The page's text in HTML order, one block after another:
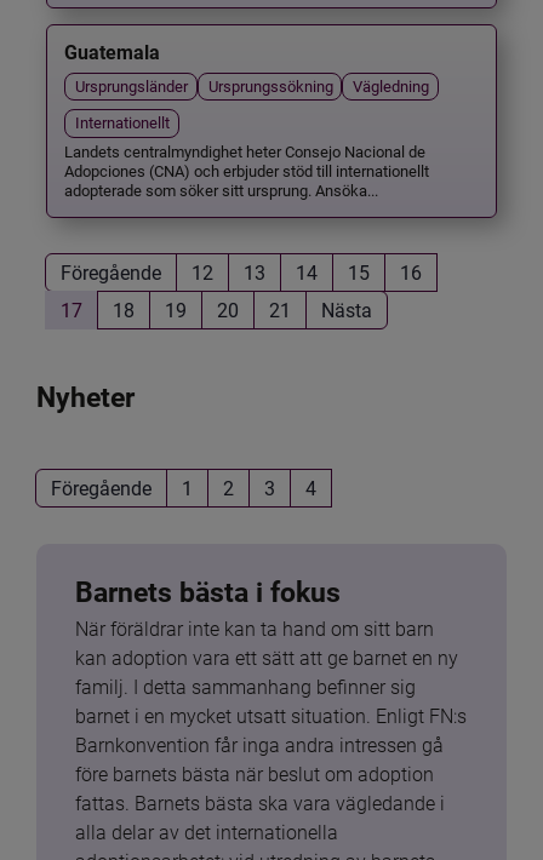
Guatemala
Ursprungsländer Ursprungssökning
Vägledning
Internationellt
Landets centralmyndighet heter Consejo Nacional de
Adopciones (CNA) och erbjuder stöd till internationellt
adopterade som söker sitt ursprung. Ansöka...
Föregående 12 13 14 15
16
17
18 19 20 21 Nästa
Nyheter
Föregående 1 2 3 4
Barnets bästa i fokus
När föräldrar inte kan ta hand om sitt barn
kan adoption vara ett sätt att ge barnet en ny
familj. I detta sammanhang befinner sig
barnet i en mycket utsatt situation. Enligt FN:s
Barnkonvention får inga andra intressen gå
före barnets bästa när beslut om adoption
fattas. Barnets bästa ska vara vägledande i
alla delar av det internationella